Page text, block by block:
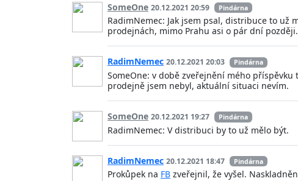
SomeOne 20.12.2021 20:59 Pindárna
RadimNemec: Jak jsem psal, distribuce to už
prodejnách, mimo Prahu asi o pár dní později.
RadimNemec 20.12.2021 20:03 Pindárna
SomeOne: v době zveřejnění mého
prodejně jsem nebyl, aktuální situaci nevím.
SomeOne 20.12.2021 19:27 Pindárna
RadimNemec: V distribuci by to už mělo být.
RadimNemec 20.12.2021 18:47 Pindárna
Prokůpek na FB zveřejnil, že vyšel.